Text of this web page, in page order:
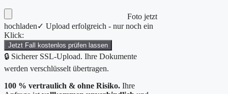
Foto jetzt
hochladen✓ Upload erfolgreich - nur noch ein
Klick:
Jetzt Fall kostenlos prüfen lassen
🔒 Sicherer SSL-Upload. Ihre Dokumente
werden verschlüsselt übertragen.
100 % vertraulich & ohne Risiko. Ihre